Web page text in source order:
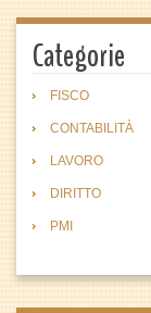
Categorie
FISCO
CONTABILITÀ
LAVORO
DIRITTO
PMI